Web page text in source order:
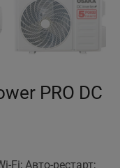
PRO DC
Fi; Авто-рестарт;